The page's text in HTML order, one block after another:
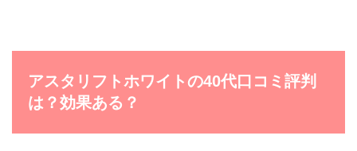
アスタリフトホワイトの40代口コミ評判
は？効果ある？